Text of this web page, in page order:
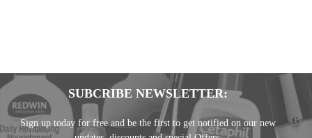
SUBCRIBE NEWSLETTER:
Sign up today for free and be the first to get notified on our new